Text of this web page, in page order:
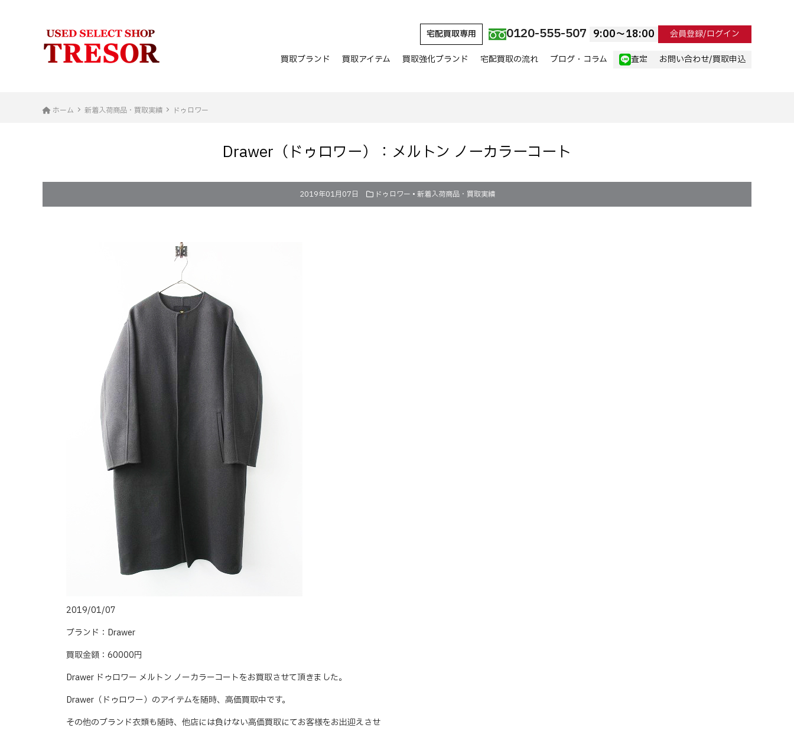
宅配買取専用 0120-555-507 9:00〜18:00 会員登録/ログイン
買取ブランド 買取アイテム 買取強化ブランド 宅配買取の流れ ブログ・コラム 査定 お問い合わせ/買取申込
ホーム 新着入荷商品・買取実績 ドゥロワー
Drawer（ドゥロワー）：メルトン ノーカラーコート
2019年01月07日 ドゥロワー • 新着入荷商品・買取実績
2019/01/07
ブランド：Drawer
買取金額：60000円
Drawer ドゥロワー メルトン ノーカラーコートをお買取させて頂きました。
Drawer（ドゥロワー）のアイテムを随時、高価買取中です。
その他のブランド衣類も随時、他店には負けない高価買取にてお客様をお出迎えさせ